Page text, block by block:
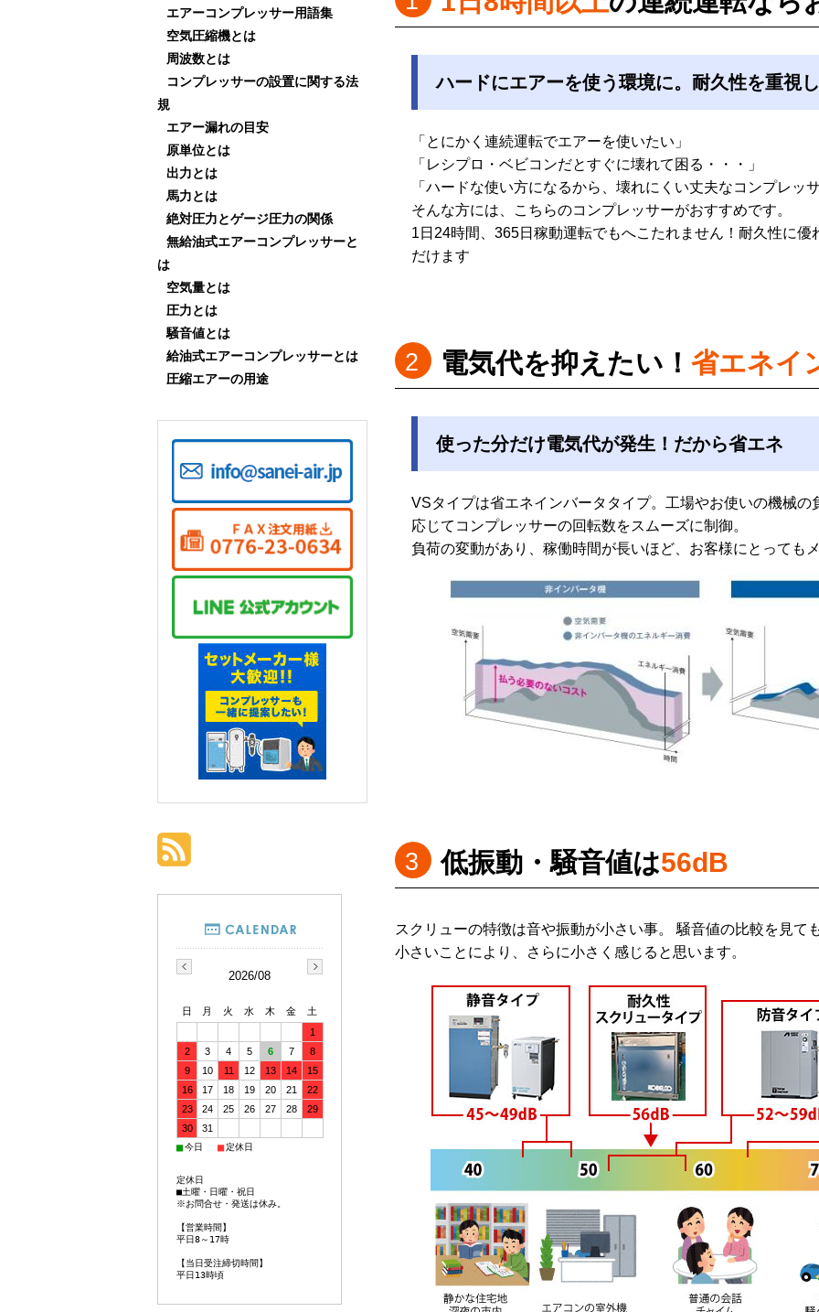
ハードにエアーを使う環境に。耐久性を重視
「とにかく連続運転でエアーを使いたい」
「レシプロ・ベビコンだとすぐに壊れて困る・・・」
「ハードな使い方になるから、壊れにくい丈夫なコンプレッ
そんな方には、こちらのコンプレッサーがおすすめです。
1日24時間、365日稼動運転でもへこたれません！耐久性に
だけます
電気代を抑えたい！ 省エネイ
使った分だけ電気代が発生！だから省エネ
VSタイプは省エネインバータタイプ。工場やお使いの機械の
応じてコンプレッサーの回転数をスムーズに制御。
負荷の変動があり、稼働時間が長いほど、お客様にとっても
低振動・騒音値は56dB
スクリューの特徴は音や振動が小さい事。 騒音値の比較を見て
小さいことにより、さらに小さく感じると思います。
エアーコンプレッサー用語集
空気圧縮機とは
周波数とは
コンプレッサーの設置に関する法
規
エアー漏れの目安
原単位とは
出力とは
馬力とは
絶対圧力とゲージ圧力の関係
無給油式エアーコンプレッサーと
は
空気量とは
圧力とは
騒音値とは
給油式エアーコンプレッサーとは
圧縮エアーの用途
2026/08
日 月 火 水 木 金
土
1
2
3 4 5 6 7
8
9
10 11 12 13 14
15
16
17 18 19 20 21
22
23
24 25 26 27 28
29
30
31
■今日 ■定休日
定休日
■土曜・日曜・祝日
※お問合せ・発送は休み。
【営業時間】
平日8～17時
【当日受注締切時間】
平日13時頃